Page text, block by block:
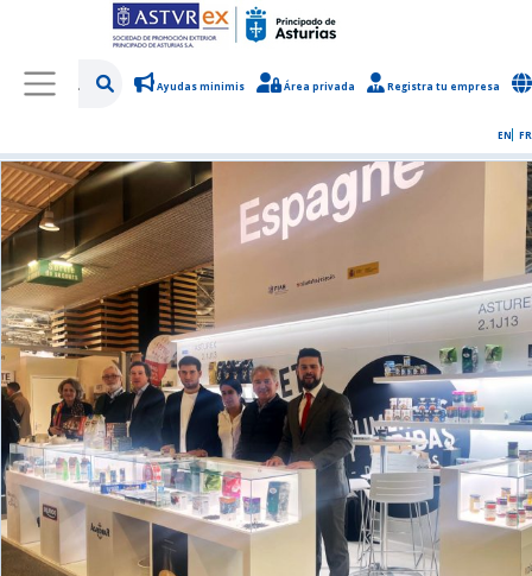
Ayudas minimis Área privada Registra tu empresa
EN FR